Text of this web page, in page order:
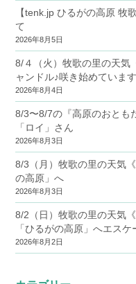
【tenk.jp ひるがの高原 牧
て
2026年8月5日
8/４（火）牧歌の里の天気
ャンドル♪咲き始めていま
2026年8月4日
8/3〜8/7の『高原のおとも
「ロイ」さん
2026年8月3日
8/3（月）牧歌の里の天気
の高原」へ
2026年8月3日
8/2（日）牧歌の里の天気
「ひるがの高原」へエスケ
2026年8月2日